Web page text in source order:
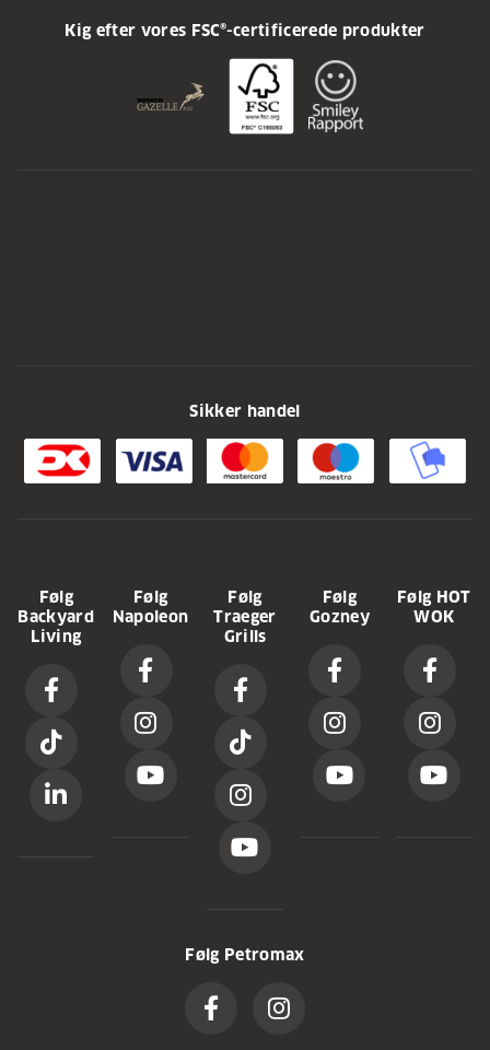
Kig efter vores FSC®-certificerede produkter
Sikker handel
Følg
Backyard
Living
Følg
Napoleon
Følg
Traeger
Grills
Følg
Gozney
Følg HOT
WOK
Følg Petromax